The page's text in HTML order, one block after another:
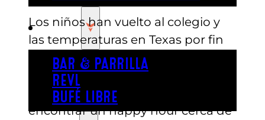
COMER
BAR & PARRILLA
REVL
BUFÉ LIBRE
Los niños han vuelto al colegio y
las temperaturas en Texas por fin
han bajado de los tres dígitos, ¡eso
es motivo de celebración! ¿Qué
mejor manera de celebrar que
encontrar un happy hour cerca de